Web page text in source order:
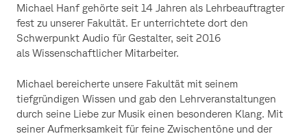
Michael Hanf gehörte seit 14 Jahren als Lehrbeauftragter
fest zu unserer Fakultät. Er unterrichtete dort den
Schwerpunkt Audio für Gestalter, seit 2016
als Wissenschaftlicher Mitarbeiter.
Michael bereicherte unsere Fakultät mit seinem
tiefgründigen Wissen und gab den Lehrveranstaltungen
durch seine Liebe zur Musik einen besonderen Klang. Mit
seiner Aufmerksamkeit für feine Zwischentöne und der